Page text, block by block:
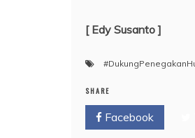
[ Edy Susanto ]
SHARE
Facebook